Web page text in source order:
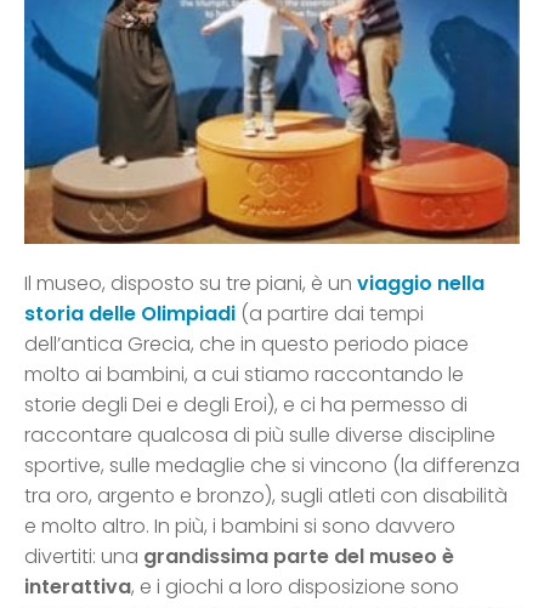
Il museo, disposto su tre piani, è un viaggio nella
storia delle Olimpiadi (a partire dai tempi
dell’antica Grecia, che in questo periodo piace
molto ai bambini, a cui stiamo raccontando le
storie degli Dei e degli Eroi), e ci ha permesso di
raccontare qualcosa di più sulle diverse discipline
sportive, sulle medaglie che si vincono (la differenza
tra oro, argento e bronzo), sugli atleti con disabilità
e molto altro. In più, i bambini si sono davvero
divertiti: una grandissima parte del museo è
interattiva, e i giochi a loro disposizione sono